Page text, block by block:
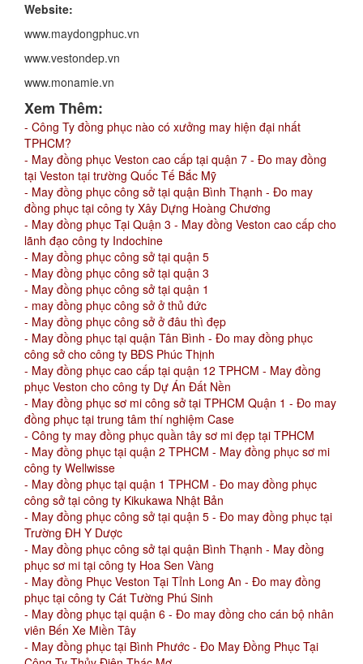
Website:
www.maydongphuc.vn
www.vestondep.vn
www.monamie.vn
Xem Thêm:
- Công Ty đồng phục nào có xưởng may hiện đại nhất
TPHCM?
- May đồng phục Veston cao cấp tại quận 7 - Đo may đồng
tại Veston tại trường Quốc Tế Bắc Mỹ
- May đồng phục công sở tại quận Bình Thạnh - Đo may
đồng phục tại công ty Xây Dựng Hoàng Chương
- May đồng phục Tại Quận 3 - May đồng Veston cao cấp cho
lãnh đạo công ty Indochine
- May đồng phục công sở tại quận 5
- May đồng phục công sở tại quận 3
- May đồng phục công sở tại quận 1
- may đồng phục công sở ở thủ đức
- May đồng phục công sở ở đâu thì đẹp
- May đồng phục tại quận Tân Bình - Đo may đồng phục
công sở cho công ty BĐS Phúc Thịnh
- May đồng phục cao cấp tại quận 12 TPHCM - May đồng
phục Veston cho công ty Dự Án Đất Nền
- May đồng phục sơ mi công sở tại TPHCM Quận 1 - Đo may
đồng phục tại trung tâm thí nghiệm Case
- Công ty may đồng phục quần tây sơ mi đẹp tại TPHCM
- May đồng phục tại quận 2 TPHCM - May đồng phục sơ mi
công ty Wellwisse
- May đồng phục tại quận 1 TPHCM - Đo may đồng phục
công sở tại công ty Kikukawa Nhật Bản
- May đồng phục công sở tại quận 5 - Đo may đồng phục tại
Trường ĐH Y Dược
- May đồng phục công sở tại quận Bình Thạnh - May đồng
phục sơ mi tại công ty Hoa Sen Vàng
- May đồng Phục Veston Tại Tỉnh Long An - Đo may đồng
phục tại công ty Cát Tường Phú Sinh
- May đồng phục tại quận 6 - Đo may đồng cho cán bộ nhân
viên Bến Xe Miền Tây
- May đồng phục tại Bình Phước - Đo May Đồng Phục Tại